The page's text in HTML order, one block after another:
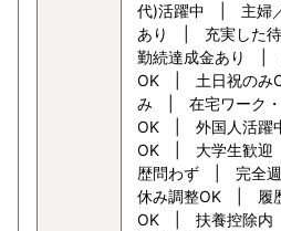
代)活躍中 | 主婦
あり | 充実した
勤続達成金あり
OK | 土日祝のみ
み | 在宅ワーク
OK | 外国人活躍
OK | 大学生歓
歴問わず | 完全
休み調整OK | 履
OK | 扶養控除